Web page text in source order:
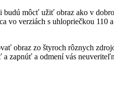
môcť užiť obraz ako v
verziách s uhlopriečkou 110
obraz zo štyroch rôznych
zapnúť a odmení vás